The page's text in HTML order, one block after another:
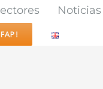
Noticias